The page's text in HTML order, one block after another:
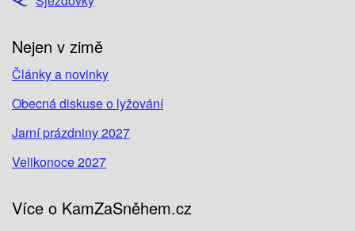
Nejen v zimě
Články a novinky
Obecná diskuse o lyžování
Jarní prázdniny 2027
Velikonoce 2027
Více o KamZaSněhem.cz